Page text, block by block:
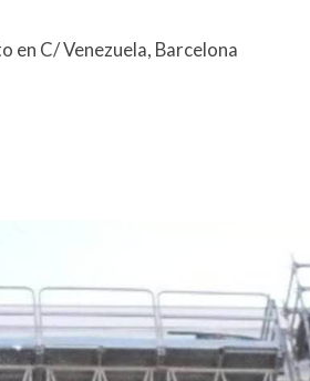
en C/ Venezuela, Barcelona